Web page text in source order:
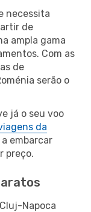
necessita
de
ampla gama
Com as
de
serão o
já o seu voo
da
embarcar
preço.
Napoca